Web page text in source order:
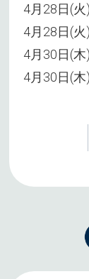
4月28日(
4月28日(
4月30日(
4月30日(